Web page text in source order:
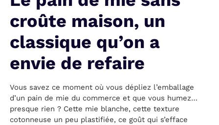
croûte maison, un
classique qu’on a
envie de refaire
Vous savez ce moment où vous dépliez l’emballage
d’un pain de mie du commerce et que vous humez…
presque rien ? Cette mie blanche, cette texture
cotonneuse un peu plastifiée, ce goût qui s’efface